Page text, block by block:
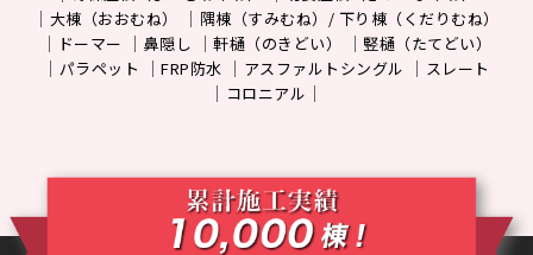
大棟（おおむね）
隅棟（すみむね）/ 下り棟（くだりむね）
ドーマー
鼻隠し 軒樋（のきどい）
竪樋（たてどい）
パラペット
FRP防水 アスファルトシングル
スレート
コロニアル